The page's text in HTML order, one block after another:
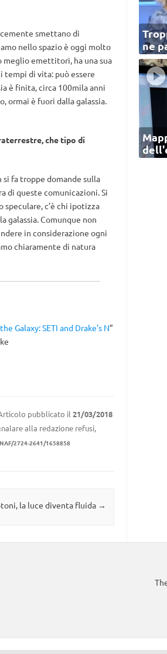
smettano di
nello spazio è oggi molto
meglio emettitori, ha una sua
tempi di vita: può essere
è finita, circa 100mila anni
ormai è fuori dalla galassia.
che tipo di
fa troppe domande sulla
di queste comunicazioni. Si
c’è chi ipotizza
galassia. Comunque non
in considerazione ogni
chiaramente di natura
Galaxy: SETI and Drake’s N”
pubblicato il 21/03/2018
alla redazione refusi,
2724-2641/1658858
la luce diventa fluida →
ne